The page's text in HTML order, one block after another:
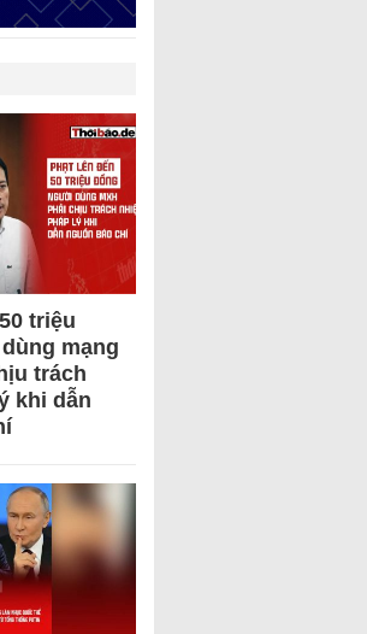
triệu
mạng
trách
khi dẫn